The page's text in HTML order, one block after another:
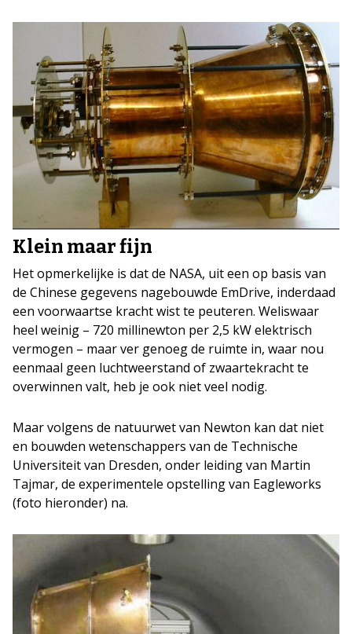
Klein maar fijn
Het opmerkelijke is dat de NASA, uit een op basis van
de Chinese gegevens nagebouwde EmDrive, inderdaad
een voorwaartse kracht wist te peuteren. Weliswaar
heel weinig – 720 millinewton per 2,5 kW elektrisch
vermogen – maar ver genoeg de ruimte in, waar nou
eenmaal geen luchtweerstand of zwaartekracht te
overwinnen valt, heb je ook niet veel nodig.
Maar volgens de natuurwet van Newton kan dat niet
en bouwden wetenschappers van de Technische
Universiteit van Dresden, onder leiding van Martin
Tajmar, de experimentele opstelling van Eagleworks
(foto hieronder) na.